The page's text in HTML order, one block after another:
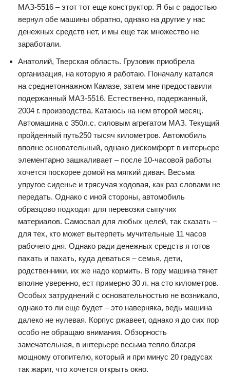
МАЗ-5516 – этот тот еще конструктор. Я бы с радостью
вернул обе машины обратно, однако на другие у нас
денежных средств нет, и мы еще так множество не
заработали.
Анатолий, Тверская область. Грузовик приобрела
организация, на которую я работаю. Поначалу катался
на среднетоннажном Камазе, затем мне предоставили
подержанный МАЗ-5516. Естественно, подержанный,
2004 г. производства. Катаюсь на нем второй месяц.
Автомашина с 350л.с. силовым агрегатом МАЗ. Текущий
пройденный путь250 тысяч километров. Автомобиль
вполне основательный, однако дискомфорт в интерьере
элементарно зашкаливает – после 10-часовой работы
хочется поскорее домой на мягкий диван. Весьма
упругое сиденье и трясучая ходовая, как раз словами не
передать. Однако с иной стороны, автомобиль
образцово подходит для перевозки сыпучих
материалов. Самосвал для любых целей, так сказать –
для тех, кто может вытерпеть мучительные 11 часов
рабочего дня. Однако ради денежных средств я готов
пахать и пахать, куда деваться – семья, дети,
родственники, их же надо кормить. В гору машина тянет
вполне уверенно, ест примерно 30 л. на сто километров.
Особых затруднений с основательностью не возникало,
однако то ли еще будет – это наверняка, ведь машина
далеко не нулевая. Корпус ржавеет, однако я до сих пор
особо не обращаю внимания. Обзорность
замечательная, в интерьере весьма тепло благ.ря
мощному отопителю, который и при минус 20 градусах
так жарит, что хочется открыть окно.